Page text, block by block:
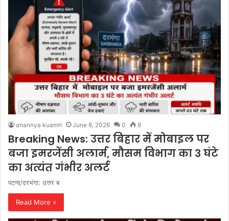
anannya kuamri June 8, 2026 0 8
Breaking News: उत्तर बिहार में मोबाइल पर
बजा इमरजेंसी अलार्म, मौसम विभाग का 3 घंटे
का अत्यंत गंभीर अलर्ट
पटना/दरभंगा: उत्तर ब
Read More »